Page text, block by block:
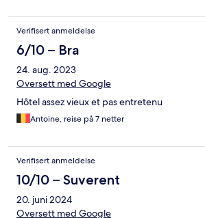
Verifisert anmeldelse
6/10 – Bra
24. aug. 2023
Oversett med Google
Hôtel assez vieux et pas entretenu
Antoine, reise på 7 netter
Verifisert anmeldelse
10/10 – Suverent
20. juni 2024
Oversett med Google